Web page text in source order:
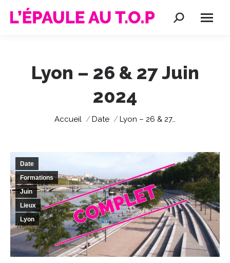
Recherche
Lyon – 26 & 27 Juin
2024
Vous êtes ici :
Accueil Date Lyon – 26 & 27…
Date
Formations
Juin
Lieux
Lyon